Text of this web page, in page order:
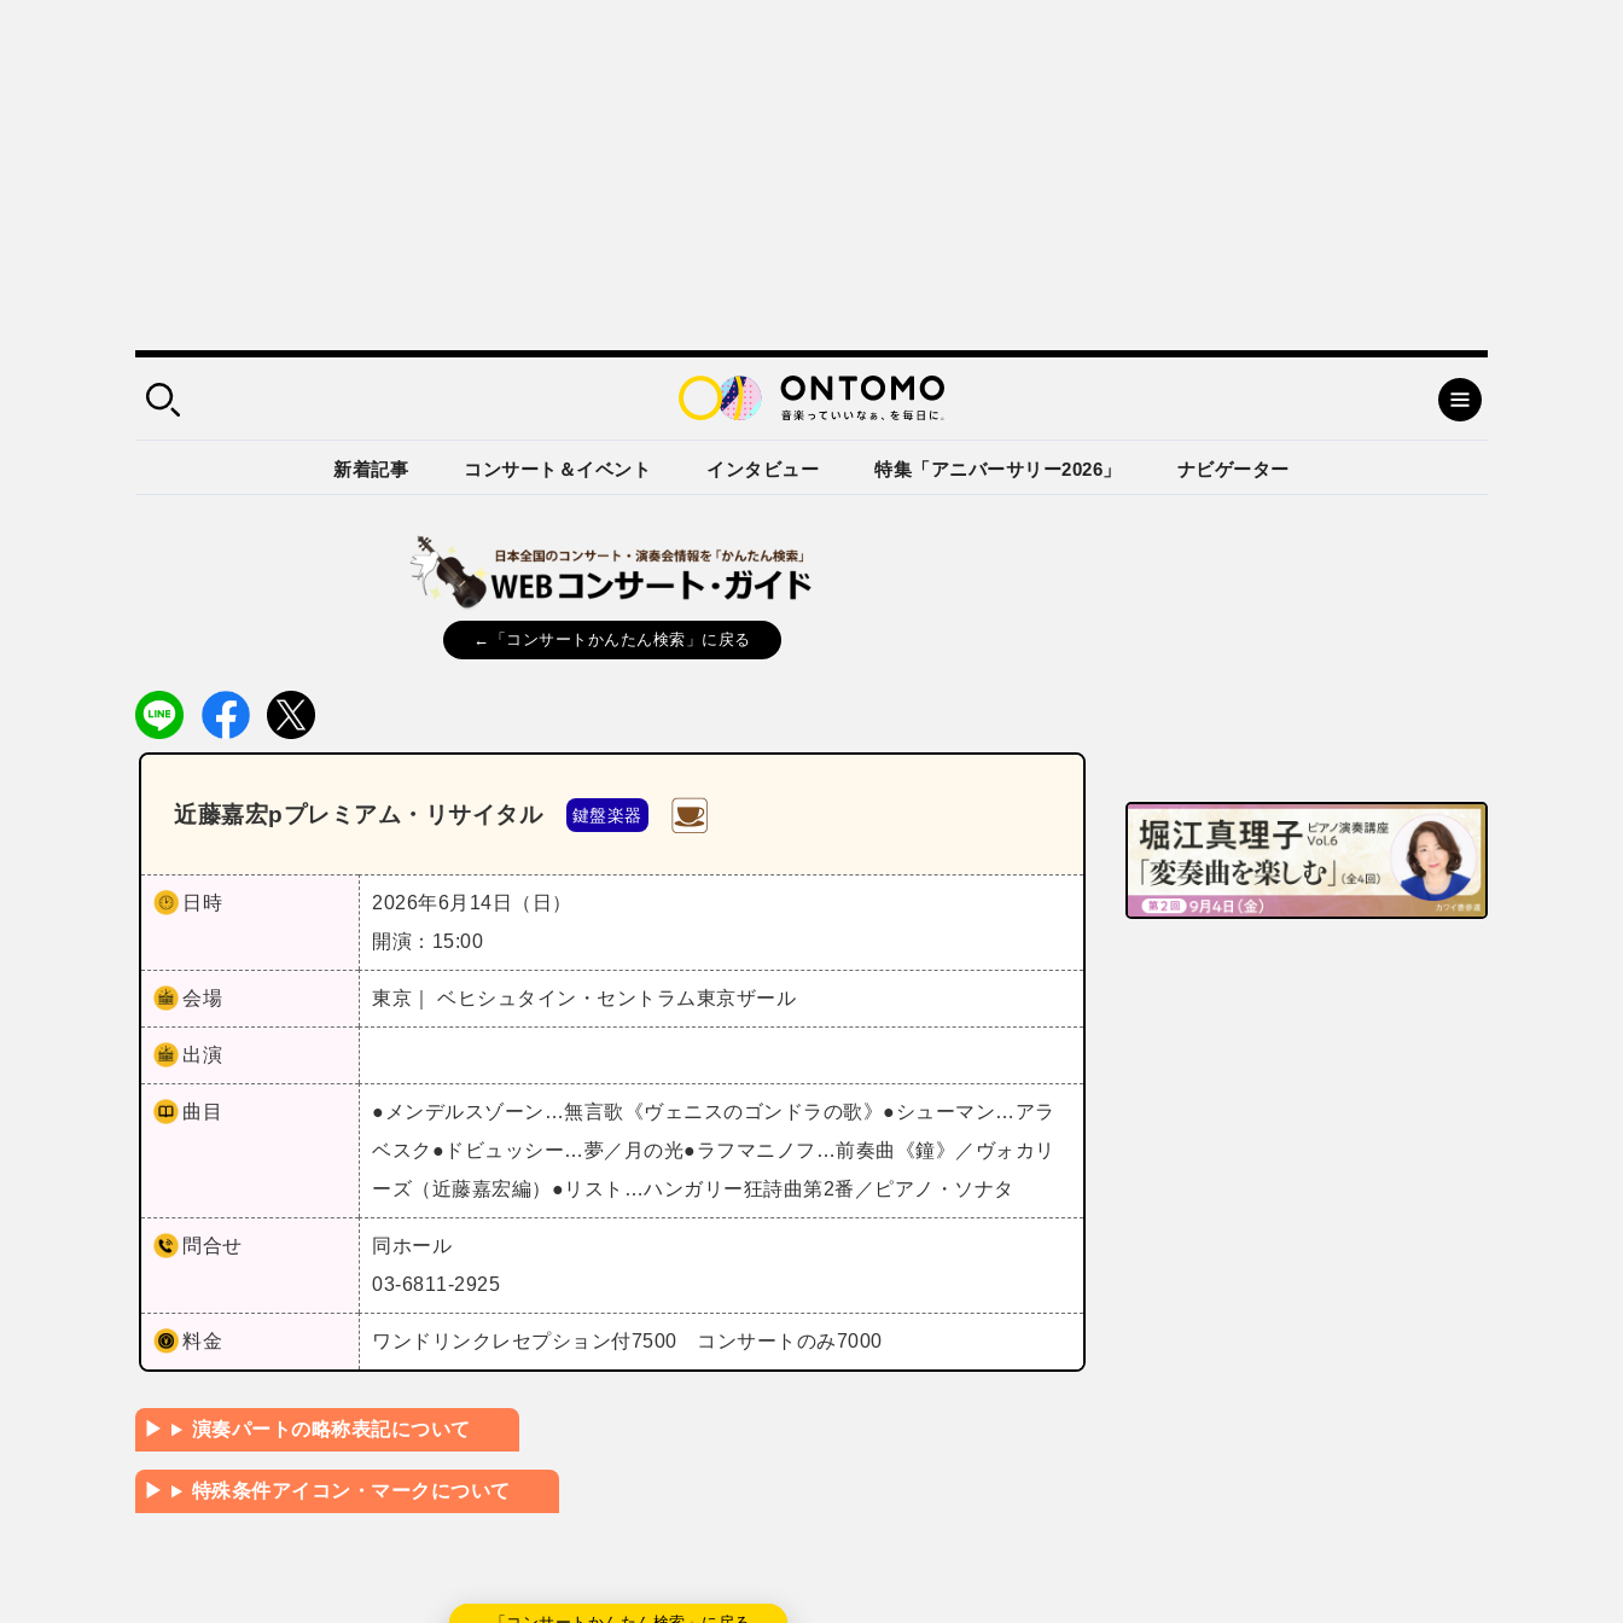
新着記事 コンサート＆イベント インタビュー 特集「アニバーサリー2026」 ナビゲーター
←「コンサートかんたん検索」に戻る
近藤嘉宏pプレミアム・リサイタル 鍵盤楽器
日時
2026年6月14日（日）
開演：15:00
会場 東京｜ ベヒシュタイン・セントラム東京ザール
出演
曲目
●メンデルスゾーン…無言歌《ヴェニスのゴンドラの歌》●シューマン…アラ
ベスク●ドビュッシー…夢／月の光●ラフマニノフ…前奏曲《鐘》／ヴォカリ
ーズ（近藤嘉宏編）●リスト…ハンガリー狂詩曲第2番／ピアノ・ソナタ
問合せ
同ホール
03-6811-2925
料金 ワンドリンクレセプション付7500 コンサートのみ7000
演奏パートの略称表記について
特殊条件アイコン・マークについて